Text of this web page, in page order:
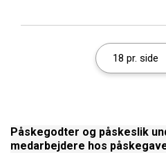
Påskegodter og påskeslik
medarbejdere hos